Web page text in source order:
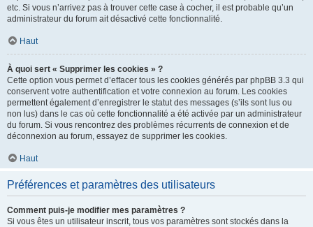
etc. Si vous n’arrivez pas à trouver cette case à cocher, il est probable qu’un
administrateur du forum ait désactivé cette fonctionnalité.
Haut
À quoi sert « Supprimer les cookies » ?
Cette option vous permet d’effacer tous les cookies générés par phpBB 3.3 qui
conservent votre authentification et votre connexion au forum. Les cookies
permettent également d’enregistrer le statut des messages (s’ils sont lus ou
non lus) dans le cas où cette fonctionnalité a été activée par un administrateur
du forum. Si vous rencontrez des problèmes récurrents de connexion et de
déconnexion au forum, essayez de supprimer les cookies.
Haut
Préférences et paramètres des utilisateurs
Comment puis-je modifier mes paramètres ?
Si vous êtes un utilisateur inscrit, tous vos paramètres sont stockés dans la